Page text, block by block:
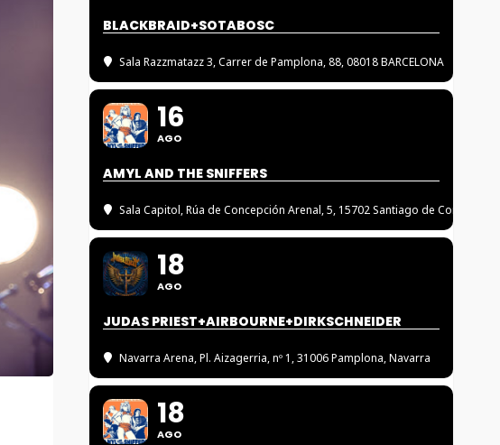
BLACKBRAID+SOTABOSC
Sala Razzmatazz 3, Carrer de Pamplona, 88, 08018 BARCELONA
16
AGO
AMYL AND THE SNIFFERS
Sala Capitol, Rúa de Concepción Arenal, 5, 15702 Santiago de
18
AGO
JUDAS PRIEST+AIRBOURNE+DIRKSCHNEIDER
Navarra Arena, Pl. Aizagerria, nº 1, 31006 Pamplona, Navarra
18
AGO